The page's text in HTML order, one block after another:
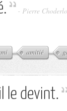
- Pierre
amitié
le devint.